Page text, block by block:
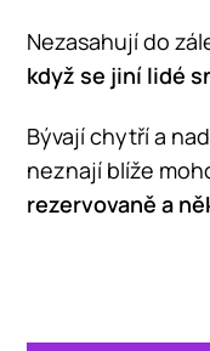
Nezasahují do
když se jiní lidé
Bývají chytří a
neznají blíže
rezervovaně a